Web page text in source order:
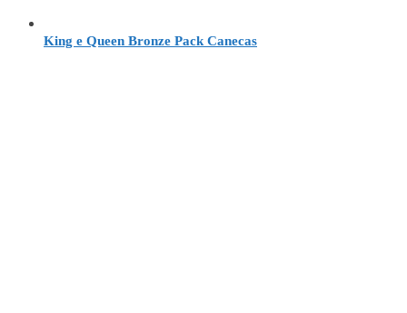
King e Queen Bronze Pack Canecas